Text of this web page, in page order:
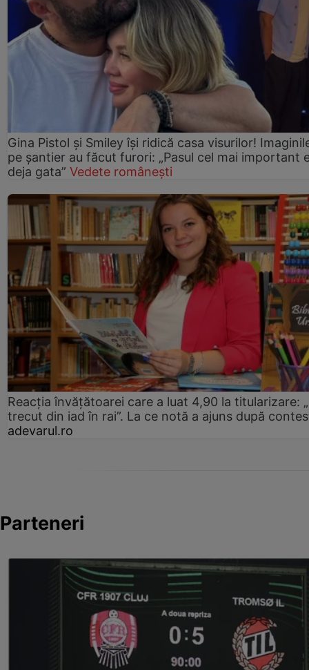
Gina Pistol și Smiley își ridică casa visurilor!
pe șantier au făcut furori: „Pasul cel mai important
deja gata” Vedete românești
Reacția învățătoarei care a luat 4,90 la titularizare:
trecut din iad în rai”. La ce notă a ajuns după
adevarul.ro
Parteneri